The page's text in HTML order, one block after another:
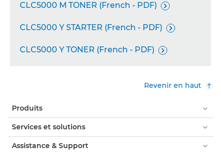
CLC5000 M TONER (French - PDF) 
CLC5000 Y STARTER (French - PDF) 
CLC5000 Y TONER (French - PDF) 
Revenir en haut
Produits
Services et solutions
Assistance & Support